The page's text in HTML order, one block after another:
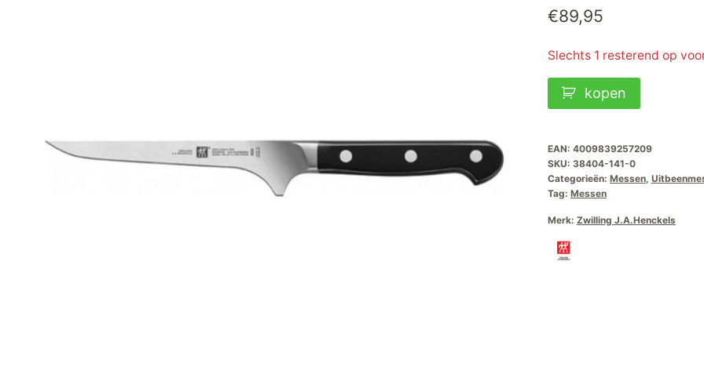
€89,95
Slechts 1 resterend op
Zwilling
Pro
14cm
aantal
kopen
EAN: 4009839257209
SKU: 38404-141-0
Categorieën: Messen,
Tag: Messen
Merk: Zwilling J.A.Henckels